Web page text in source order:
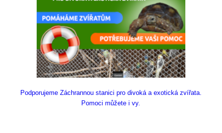
Podporujeme Záchrannou stanici pro divoká a exotická zvířata.
Pomoci můžete i vy.